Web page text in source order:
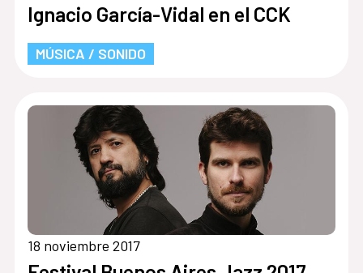
Ignacio García-Vidal en el CCK
MÚSICA / SONIDO
18 noviembre 2017